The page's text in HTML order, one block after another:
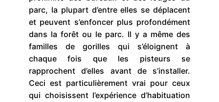
parc, la plupart d’entre elles se déplacent
et peuvent s’enfoncer plus profondément
dans la forêt ou le parc. Il y a même des
familles de gorilles qui s’éloignent à
chaque fois que les pisteurs se
rapprochent d’elles avant de s’installer.
Ceci est particulièrement vrai pour ceux
qui choisissent l’expérience d’habituation